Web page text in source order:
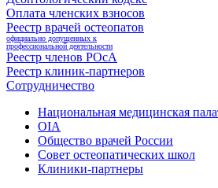
Оплата членских взносов
Реестр врачей остеопатов
официально допущенных к
профессиональной деятельности
Реестр членов РОсА
Реестр клиник-партнеров
Сотрудничество
Национальная медицинская
OIA
Общество врачей России
Совет остеопатических школ
Клиники-партнеры